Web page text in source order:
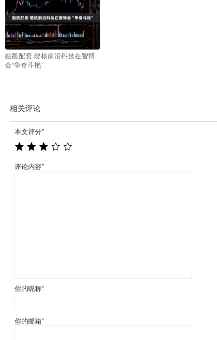
融凯配资 硬核前沿科技在智博
会“争奇斗艳”
相关评论
本文评分*
评论内容*
你的昵称*
你的邮箱*